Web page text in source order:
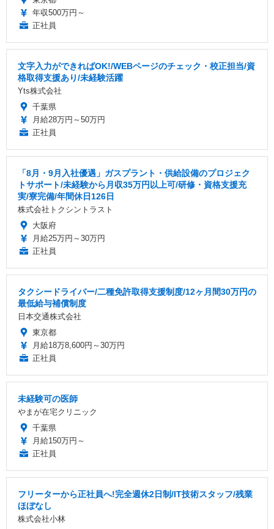
年収500万円～
正社員
文字入力ができればOK!/WEBページのチェック・校正担当/資
格取得支援あり/未経験活躍
Yts株式会社
千葉県
月給28万円～50万円
正社員
「8月・9月入社優遇」ガスプラント・供給設備のプロジェク
トサポート/未経験から月収35万円以上可/研修・資格支援充
実/寮完備/年間休日126日
株式会社トクシントラスト
大阪府
月給25万円～30万円
正社員
タクシードライバー/二種免許取得支援制度/12ヶ月間30万円の
最低給与補償制度
日本交通株式会社
東京都
月給18万8,600円～30万円
正社員
未経験可の医師
やまが在宅クリニック
千葉県
月給150万円～
正社員
フリーターから正社員へ!完全週休2日制/IT技術スタッフ/残業
ほぼなし
株式会社小林